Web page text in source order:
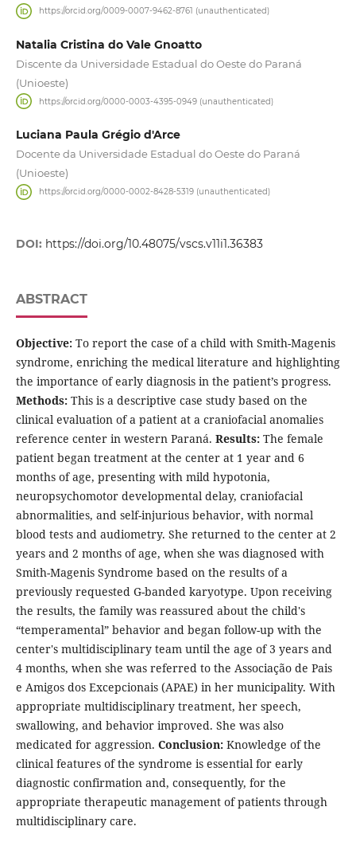
https://orcid.org/0009-0007-9462-8761 (unauthenticated)
Natalia Cristina do Vale Gnoatto
Discente da Universidade Estadual do Oeste do Paraná
(Unioeste)
https://orcid.org/0000-0003-4395-0949 (unauthenticated)
Luciana Paula Grégio d'Arce
Docente da Universidade Estadual do Oeste do Paraná
(Unioeste)
https://orcid.org/0000-0002-8428-5319 (unauthenticated)
DOI: https://doi.org/10.48075/vscs.v11i1.36383
ABSTRACT
Objective: To report the case of a child with Smith-Magenis
syndrome, enriching the medical literature and highlighting
the importance of early diagnosis in the patient’s progress.
Methods:This is a descriptive case study based on the
clinical evaluation of a patient at a craniofacial anomalies
reference center in western Paraná. Results:The female
patient began treatment at the center at 1 year and 6
months of age, presenting with mild hypotonia,
neuropsychomotor developmental delay, craniofacial
abnormalities, and self-injurious behavior, with normal
blood tests and audiometry. She returned to the center at 2
years and 2 months of age, when she was diagnosed with
Smith-Magenis Syndrome based on the results of a
previously requested G-banded karyotype. Upon receiving
the results, the family was reassured about the child's
“temperamental” behavior and began follow-up with the
center's multidisciplinary team until the age of 3 years and
4 months, when she was referred to the Associação de Pais
e Amigos dos Excepcionais (APAE) in her municipality. With
appropriate multidisciplinary treatment, her speech,
swallowing, and behavior improved. She was also
medicated for aggression. Conclusion:Knowledge of the
clinical features of the syndrome is essential for early
diagnostic confirmation and, consequently, for the
appropriate therapeutic management of patients through
multidisciplinary care.